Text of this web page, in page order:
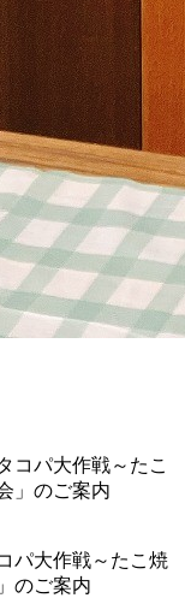
パ大作戦～たこ焼
のご案内